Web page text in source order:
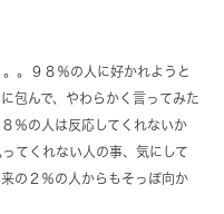
。９８％の人に好かれようと
包んで、やわらかく言ってみた
％の人は反応してくれないか
てくれない人の事、気にして
の２％の人からもそっぽ向か